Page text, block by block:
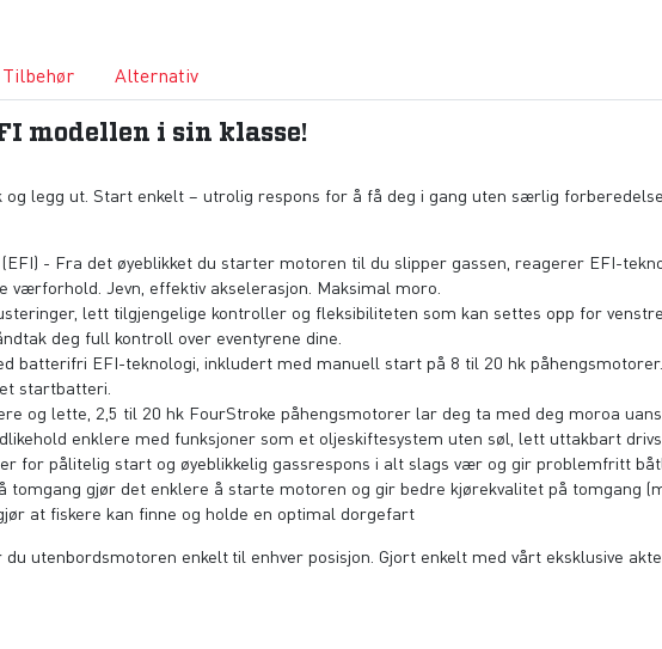
Tilbehør Alternativ
modellen i sin klasse!
legg ut. Start enkelt – utrolig respons for å få deg i gang uten særlig
- Fra det øyeblikket du starter motoren til du slipper gassen, reagerer EFI-
værforhold. Jevn, effektiv akselerasjon. Maksimal moro.
lett tilgjengelige kontroller og fleksibiliteten som kan settes opp for
deg full kontroll over eventyrene dine.
batterifri EFI-teknologi, inkludert med manuell start på 8 til 20 hk
startbatteri.
og lette, 2,5 til 20 hk FourStroke påhengsmotorer lar deg ta med deg moroa
enklere med funksjoner som et oljeskiftesystem uten søl, lett uttakbart
for pålitelig start og øyeblikkelig gassrespons i alt slags vær og gir problemfritt
tomgang gjør det enklere å starte motoren og gir bedre kjørekvalitet på tomgang
at fiskere kan finne og holde en optimal dorgefart
du utenbordsmotoren enkelt til enhver posisjon. Gjort enkelt med vårt eksklusive